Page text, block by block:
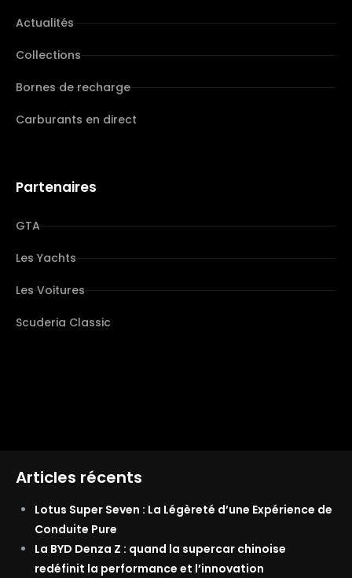
Actualités
Collections
Bornes de recharge
Carburants en direct
Partenaires
GTA
Les Yachts
Les Voitures
Scuderia Classic
Articles récents
Lotus Super Seven : La Légèreté d’une Expérience de
Conduite Pure
La BYD Denza Z : quand la supercar chinoise
redéfinit la performance et l’innovation